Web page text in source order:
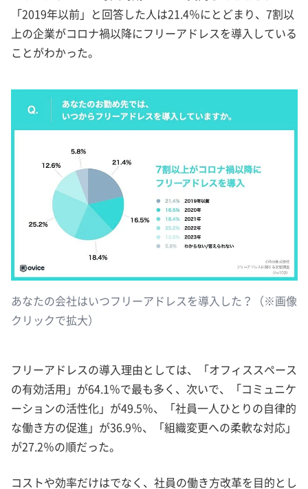
「2019年以前」と回答した人は21.4％にとどまり、7割以
上の企業がコロナ禍以降にフリーアドレスを導入している
ことがわかった。
あなたの会社はいつフリーアドレスを導入した？（※画像
クリックで拡大）
フリーアドレスの導入理由としては、「オフィススペース
の有効活用」が64.1％で最も多く、次いで、「コミュニケ
ーションの活性化」が49.5％、「社員一人ひとりの自律的
な働き方の促進」が36.9％、「組織変更への柔軟な対応」
が27.2％の順だった。
コストや効率だけはでなく、社員の働き方改革を目的とし